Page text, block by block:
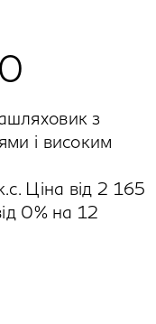
з
і високим
Ціна від 2 165
0% на 12